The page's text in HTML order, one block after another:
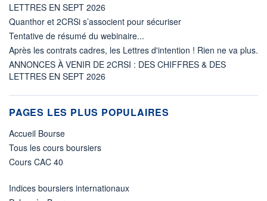
LETTRES EN SEPT 2026
Quanthor et 2CRSi s’associent pour sécuriser
Tentative de résumé du webinaire...
Après les contrats cadres, les Lettres d'intention ! Rien ne va plus.
ANNONCES À VENIR DE 2CRSI : DES CHIFFRES & DES
LETTRES EN SEPT 2026
PAGES LES PLUS POPULAIRES
Accueil Bourse
Tous les cours boursiers
Cours CAC 40
Indices boursiers internationaux